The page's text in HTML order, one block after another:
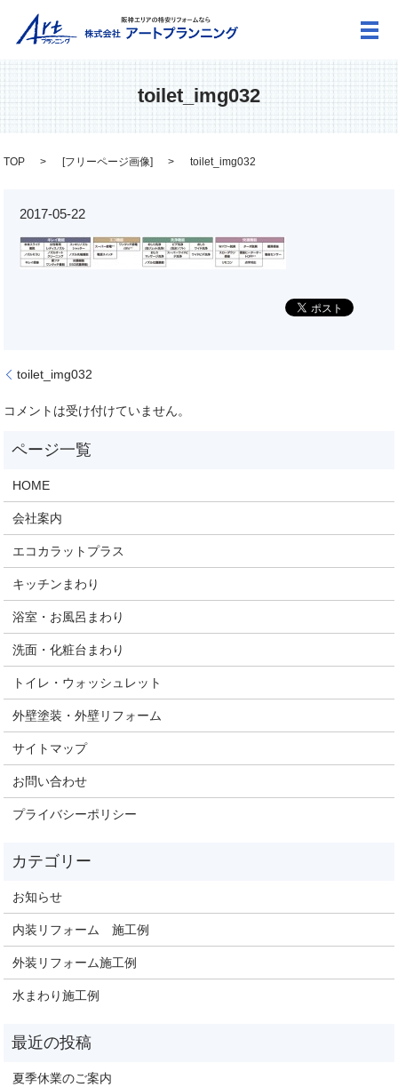
メ
toilet_img032
TOP [フリーページ画像] toilet_img032
2017-05-22
toilet_img032
コメントは受け付けていません。
HOME
会社案内
エコカラットプラス
キッチンまわり
浴室・お風呂まわり
洗面・化粧台まわり
トイレ・ウォッシュレット
外壁塗装・外壁リフォーム
サイトマップ
お問い合わせ
プライバシーポリシー
お知らせ
内装リフォーム 施工例
外装リフォーム施工例
水まわり施工例
夏季休業のご案内